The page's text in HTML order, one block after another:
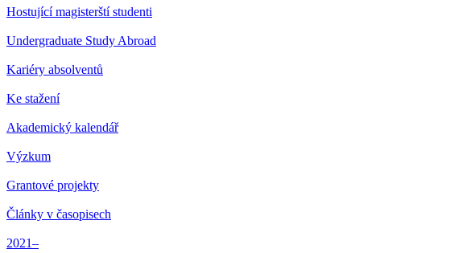
Hostující magisterští studenti
Undergraduate Study Abroad
Kariéry absolventů
Ke stažení
Akademický kalendář
Výzkum
Grantové projekty
Články v časopisech
2021–